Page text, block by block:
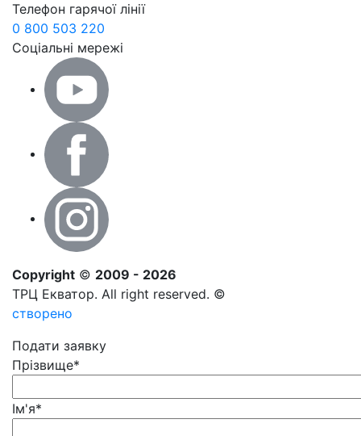
Телефон гарячої лінії
0 800 503 220
Соціальні мережі
Copyright © 2009 - 2026
ТРЦ Екватор. All right reserved. ©
створено
Подати заявку
Прізвище*
Ім'я*